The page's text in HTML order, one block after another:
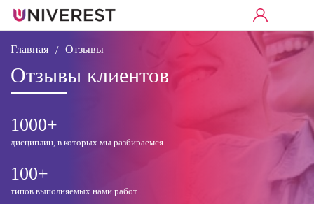
Главная / Отзывы
Отзывы клиентов
1000+
дисциплин, в которых мы разбираемся
100+
типов выполняемых нами работ